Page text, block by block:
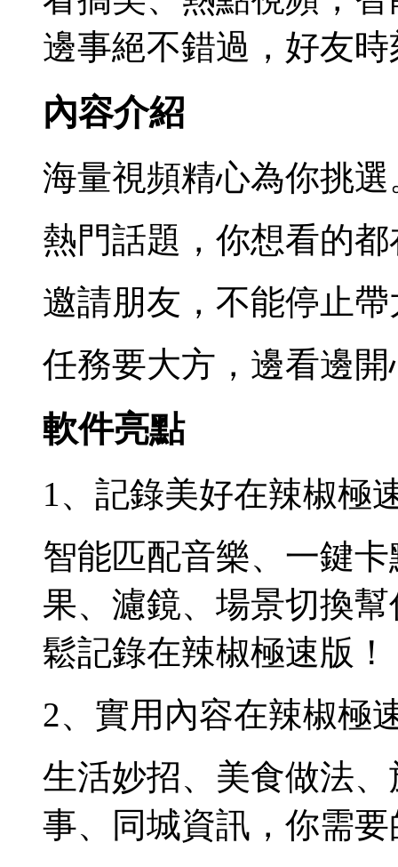
邊事絕不錯過，好友
內容介紹
海量視頻精心為你挑選
熱門話題，你想看的
邀請朋友，不能停止
任務要大方，邊看邊開
軟件亮點
1、記錄美好在辣椒極
智能匹配音樂、一鍵
果、濾鏡、場景切換
鬆記錄在辣椒極速版！
2、實用內容在辣椒極
生活妙招、美食做法
事、同城資訊，你需